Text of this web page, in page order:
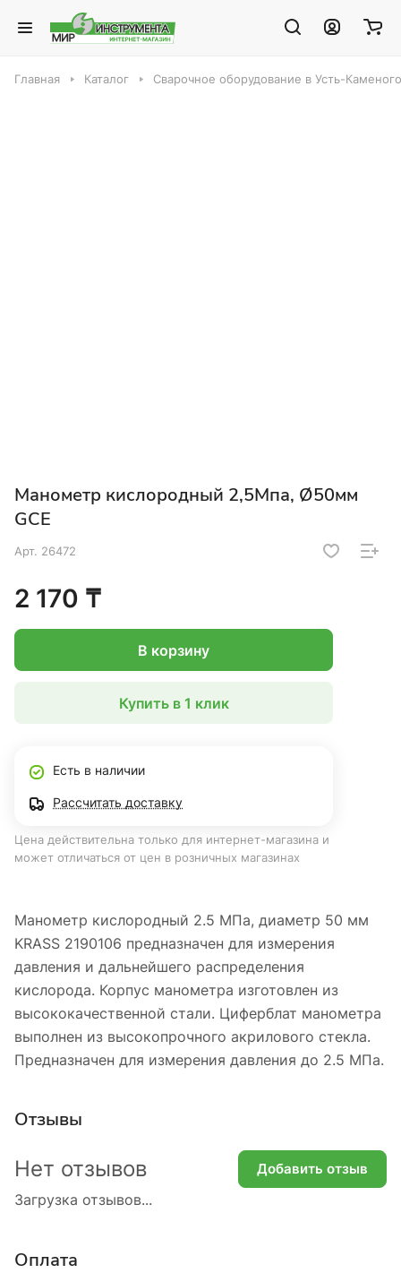
Главная Каталог Сварочное оборудование в Усть-
Манометр кислородный 2,5Мпа, Ø50мм
GCE
Арт. 26472
2 170 ₸
В корзину
Купить в 1 клик
Есть в наличии
Рассчитать доставку
Цена действительна только для интернет-магазина и
может отличаться от цен в розничных магазинах
Манометр кислородный 2.5 МПа, диаметр 50 мм
KRASS 2190106 предназначен для измерения
давления и дальнейшего распределения
кислорода. Корпус манометра изготовлен из
высококачественной стали. Циферблат манометра
выполнен из высокопрочного акрилового стекла.
Предназначен для измерения давления до 2.5 МПа.
Отзывы
Загрузка отзывов...
Нет отзывов Добавить отзыв
Оплата